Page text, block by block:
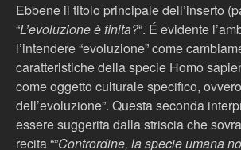
Ebbene il titolo principale dell’inserto
“L’evoluzione è finita?“. É evidente
l’intendere “evoluzione” come
caratteristiche della specie Homo
come oggetto culturale specifico,
dell’evoluzione”. Questa seconda
essere suggerita dalla striscia che
recita “”Contrordine, la specie umana